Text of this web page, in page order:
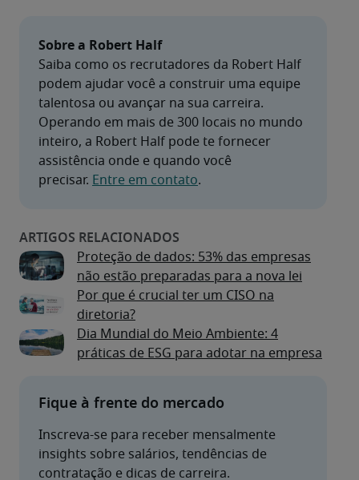
Sobre a Robert Half
Saiba como os recrutadores da Robert Half
podem ajudar você a construir uma equipe
talentosa ou avançar na sua carreira.
Operando em mais de 300 locais no mundo
inteiro, a Robert Half pode te fornecer
assistência onde e quando você
precisar. Entre em contato
Proteção de dados: 53% das empresas
não estão preparadas para a nova lei
Por que é crucial ter um CISO na
diretoria?
Dia Mundial do Meio Ambiente: 4
práticas de ESG para adotar na empresa